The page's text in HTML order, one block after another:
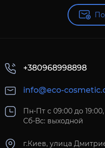
+380968998898
info@eco-
Пн-Пт с 09:00 до 19:00,
Сб-Вс: выходной
г.Киев, улица